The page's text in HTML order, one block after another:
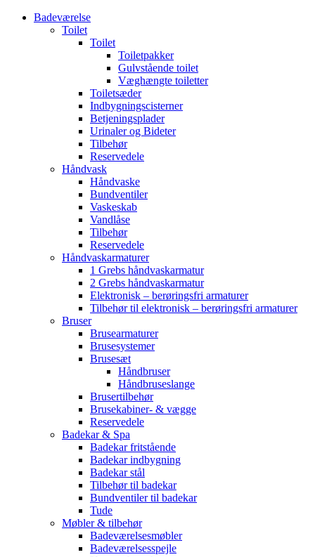
Badeværelse
Toilet
Toilet
Toiletpakker
Gulvstående toilet
Væghængte toiletter
Toiletsæder
Indbygningscisterner
Betjeningsplader
Urinaler og Bideter
Tilbehør
Reservedele
Håndvask
Håndvaske
Bundventiler
Vaskeskab
Vandlåse
Tilbehør
Reservedele
Håndvaskarmaturer
1 Grebs håndvaskarmatur
2 Grebs håndvaskarmatur
Elektronisk – berøringsfri armaturer
Tilbehør til elektronisk – berøringsfri armaturer
Bruser
Brusearmaturer
Brusesystemer
Brusesæt
Håndbruser
Håndbruseslange
Brusertilbehør
Brusekabiner- & vægge
Reservedele
Badekar & Spa
Badekar fritstående
Badekar indbygning
Badekar stål
Tilbehør til badekar
Bundventiler til badekar
Tude
Møbler & tilbehør
Badeværelsesmøbler
Badeværelsesspejle